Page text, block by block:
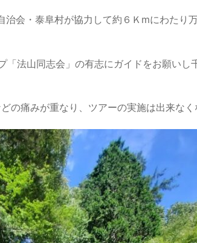
治会・泰阜村が協力して約６Ｋmにわた
「法山同志会」の有志にガイドをお願い
の痛みが重なり、ツアーの実施は出来なく